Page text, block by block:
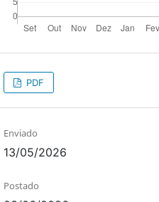
PDF
Enviado
13/05/2026
Postado